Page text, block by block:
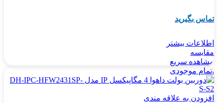
تماس بگیرید
اطلاعات بیشتر
مقایسه
مشاهده سریع
اتمام موجودی
افزودن به علاقه مندی